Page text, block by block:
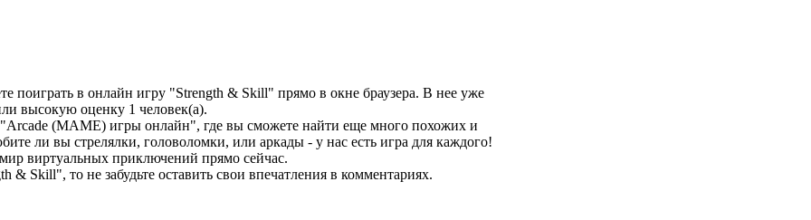
поиграть в онлайн игру "Strength & Skill" прямо в окне браузера. В нее уже
высокую оценку 1 человек(а).
"Arcade (MAME) игры онлайн", где вы сможете найти еще много похожих и
ли вы стрелялки, головоломки, или аркады - у нас есть игра для каждого!
виртуальных приключений прямо сейчас.
& Skill", то не забудьте оставить свои впечатления в комментариях.